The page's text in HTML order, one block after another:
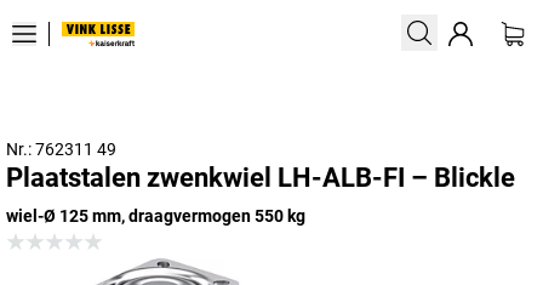
Nr.: 762311 49
Plaatstalen zwenkwiel LH-ALB-FI – Blickle
wiel-Ø 125 mm, draagvermogen 550 kg